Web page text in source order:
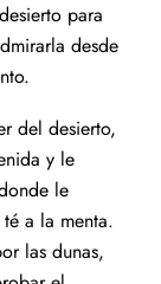
para
desde
del desierto,
y le
le
a la menta.
las dunas,